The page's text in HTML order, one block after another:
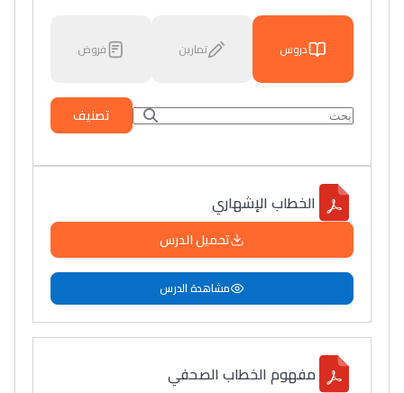
دروس تمارين فروض
تصنيف
الخطاب الإشهاري
تحميل الدرس
مشاهدة الدرس
مفهوم الخطاب الصحفي